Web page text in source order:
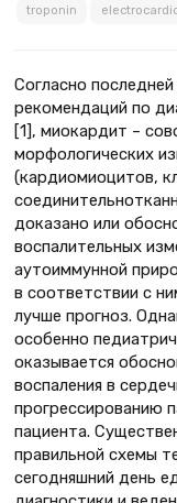
troponin
Согласно
рекомендаций по
[1], миокардит –
морфологических
(кардиомиоцитов,
доказано или
воспалительных
аутоиммунной
в соответствии с
лучше прогноз.
особенно
оказывается
воспаления в
прогрессированию
пациента.
правильной схемы
сегодняшний день